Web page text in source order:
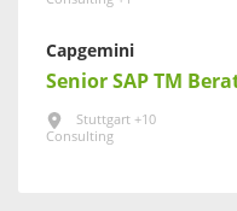
Capgemini
Senior SAP TM
Stuttgart +10
Consulting